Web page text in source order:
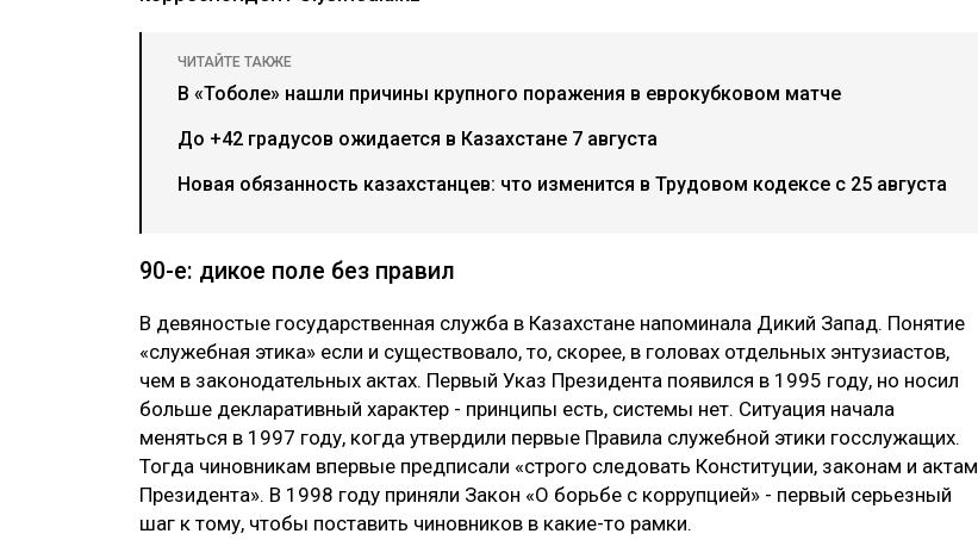
ЧИТАЙТЕ ТАКЖЕ
В «Тоболе» нашли причины крупного поражения в еврокубковом матче
До +42 градусов ожидается в Казахстане 7 августа
Новая обязанность казахстанцев: что изменится в Трудовом кодексе с 25 августа
90-е: дикое поле без правил
В девяностые государственная служба в Казахстане напоминала Дикий Запад. Понятие
«служебная этика» если и существовало, то, скорее, в головах отдельных энтузиастов,
чем в законодательных актах. Первый Указ Президента появился в 1995 году, но носил
больше декларативный характер - принципы есть, системы нет. Ситуация начала
меняться в 1997 году, когда утвердили первые Правила служебной этики госслужащих.
Тогда чиновникам впервые предписали «строго следовать Конституции, законам и актам
Президента». В 1998 году приняли Закон «О борьбе с коррупцией» - первый серьезный
шаг к тому, чтобы поставить чиновников в какие-то рамки.